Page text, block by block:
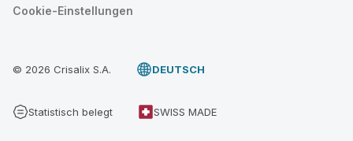
Cookie-Einstellungen
© 2026 Crisalix S.A. DEUTSCH
Statistisch belegt SWISS MADE